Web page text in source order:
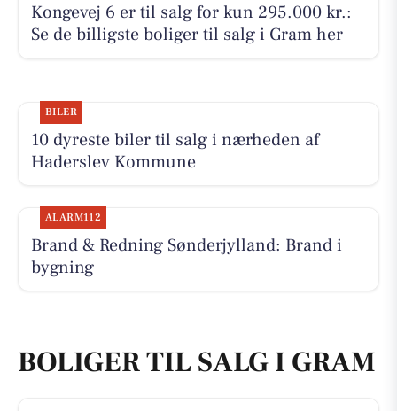
Kongevej 6 er til salg for kun 295.000 kr.:
Se de billigste boliger til salg i Gram her
BILER
10 dyreste biler til salg i nærheden af
Haderslev Kommune
ALARM112
Brand & Redning Sønderjylland: Brand i
bygning
BOLIGER TIL SALG I GRAM